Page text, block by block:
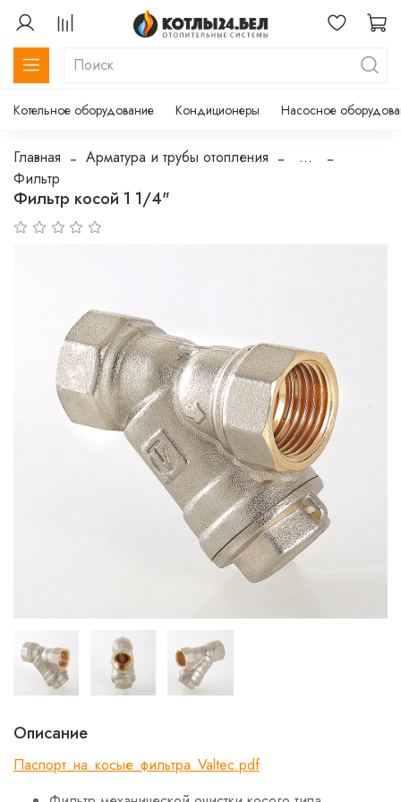
Котельное оборудование Кондиционеры Насосное
Главная Арматура и трубы отопления
...
Фильтр
Фильтр косой 1 1/4"
Описание
Паспорт_на_косые_фильтра_Valtec.pdf